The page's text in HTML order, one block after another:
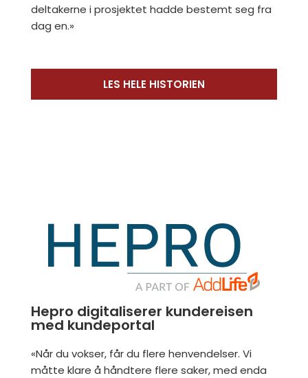
deltakerne i prosjektet hadde bestemt seg fra
dag en.»
LES HELE HISTORIEN
Hepro digitaliserer kundereisen
med kundeportal
«Når du vokser, får du flere henvendelser. Vi
måtte klare å håndtere flere saker, med enda